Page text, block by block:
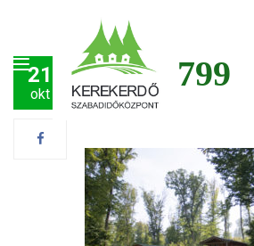
21
okt
img_6799
Post by Tamás